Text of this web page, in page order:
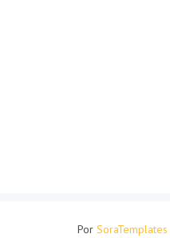
Por SoraTemplates